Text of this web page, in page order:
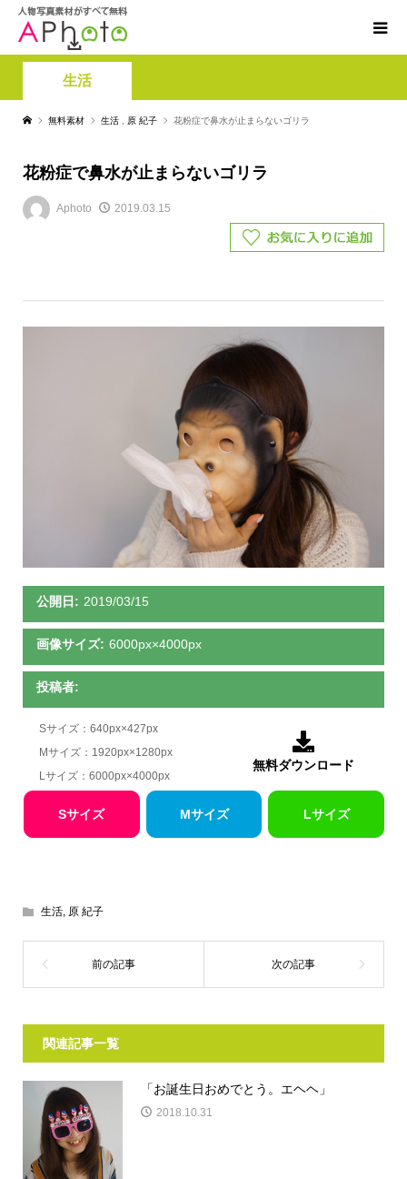
生活
無料素材 生活 原 紀子 花粉症で鼻水が止まらないゴリラ
花粉症で鼻水が止まらないゴリラ
Aphoto 2019.03.15
公開日: 2019/03/15
画像サイズ: 6000px×4000px
投稿者:
Sサイズ：640px×427px
Mサイズ：1920px×1280px
Lサイズ：6000px×4000px

無料ダウンロード
Sサイズ Mサイズ Lサイズ
生活, 原 紀子
関連記事一覧
「お誕生日おめでとう。エヘヘ」
2018.10.31